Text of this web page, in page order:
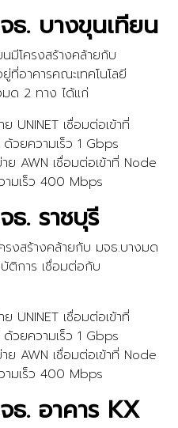
. บางขุนเทียน
นมีโครงสร้างคล้ายกับ
อาคารคณะเทคโนโลยี
มด 2 ทาง ได้แก่
UNINET เชื่อมต่อเข้าที่
วยความเร็ว 1 Gbps
ย AWN เชื่อมต่อเข้าที่ Node
ามเร็ว 400 Mbps
. ราชบุรี
รงสร้างคล้ายกับ มจธ.บางมด
ติการ เชื่อมต่อกับ
UNINET เชื่อมต่อเข้าที่
วยความเร็ว 1 Gbps
ย AWN เชื่อมต่อเข้าที่ Node
ามเร็ว 400 Mbps
. อาคาร KX